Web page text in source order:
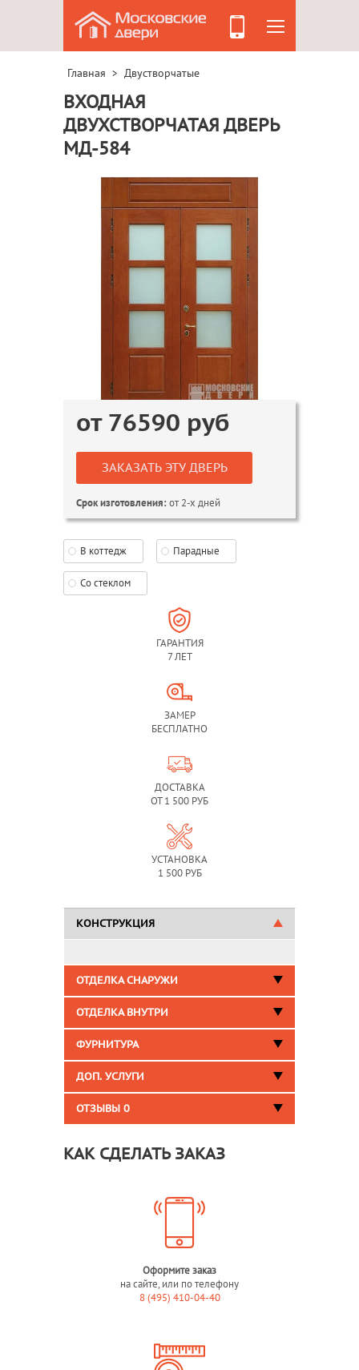
Главная > Двустворчатые
ВХОДНАЯ
ДВУХСТВОРЧАТАЯ ДВЕРЬ
МД-584
от 76590 руб
ЗАКАЗАТЬ ЭТУ ДВЕРЬ
Срок изготовления:от 2-х дней
В коттедж Парадные
Со стеклом
ГАРАНТИЯ
7 ЛЕТ
ЗАМЕР
БЕСПЛАТНО
ДОСТАВКА
ОТ 1 500 РУБ
УСТАНОВКА
1 500 РУБ
КОНСТРУКЦИЯ
ОТДЕЛКА СНАРУЖИ
ОТДЕЛКА ВНУТРИ
ФУРНИТУРА
ДОП. УСЛУГИ
ОТЗЫВЫ 0
КАК СДЕЛАТЬ ЗАКАЗ
Оформите заказ
на сайте, или по телефону
8 (495) 410-04-40